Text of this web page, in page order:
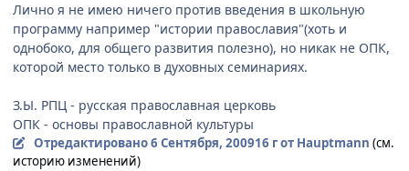
Лично я не имею ничего против введения в школьную
программу например "истории православия"(хоть и
однобоко, для общего развития полезно), но никак не ОПК,
которой место только в духовных семинариях.
З.Ы. РПЦ - русская православная церковь
ОПК - основы православной культуры
Отредактировано6 Сентября, 200916 гот Hauptmann (см.
историю изменений)